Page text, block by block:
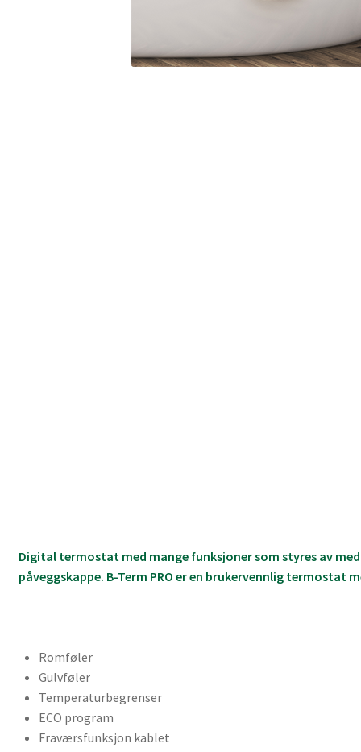
Digital termostat med mange funksjoner som styres av
påveggskappe. B-Term PRO er en brukervennlig termostat
Romføler
Gulvføler
Temperaturbegrenser
ECO program
Fraværsfunksjon kablet